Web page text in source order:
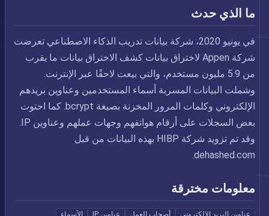
ما الذي حدث
في يونيو 2020، شركة بيانات تدريب الذكاء الاصطناعي تعرضت
شركة Appen لاختراق بيانات كشف الاختراق بيانات ما يقرب
من 5.9 مليون مستخدم، والتي بيعت لاحقًا عبر الإنترنت.
وشملت البيانات المسربة أسماء المستخدمين وعناوين بريدهم
الإلكتروني وكلمات المرور المخزنة بصيغة bcrypt. كما احتوت
بعض السجلات على أرقام هواتفهم وجهات عملهم وعناوين IP.
وقد تم تزويد شركة HIBP بهذه البيانات من قبل
dehashed.com.
معلومات مخترقة
عناوين البريد الإلكتروني أصحاب العمل عناوين IP
الأسماء